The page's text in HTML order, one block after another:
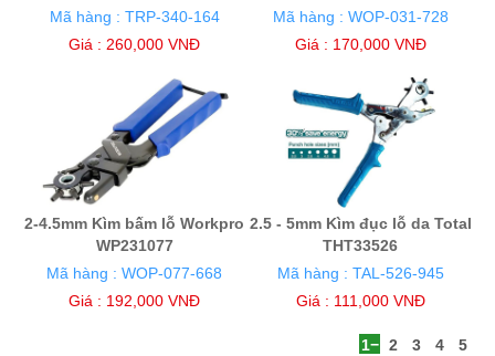
Mã hàng : TRP-340-164
Giá : 260,000 VNĐ
Mã hàng : WOP-031-728
Giá : 170,000 VNĐ
2-4.5mm Kìm bấm lỗ Workpro
WP231077
Mã hàng : WOP-077-668
Giá : 192,000 VNĐ
2.5 - 5mm Kìm đục lỗ da Total
THT33526
Mã hàng : TAL-526-945
Giá : 111,000 VNĐ
1 2 3 4 5